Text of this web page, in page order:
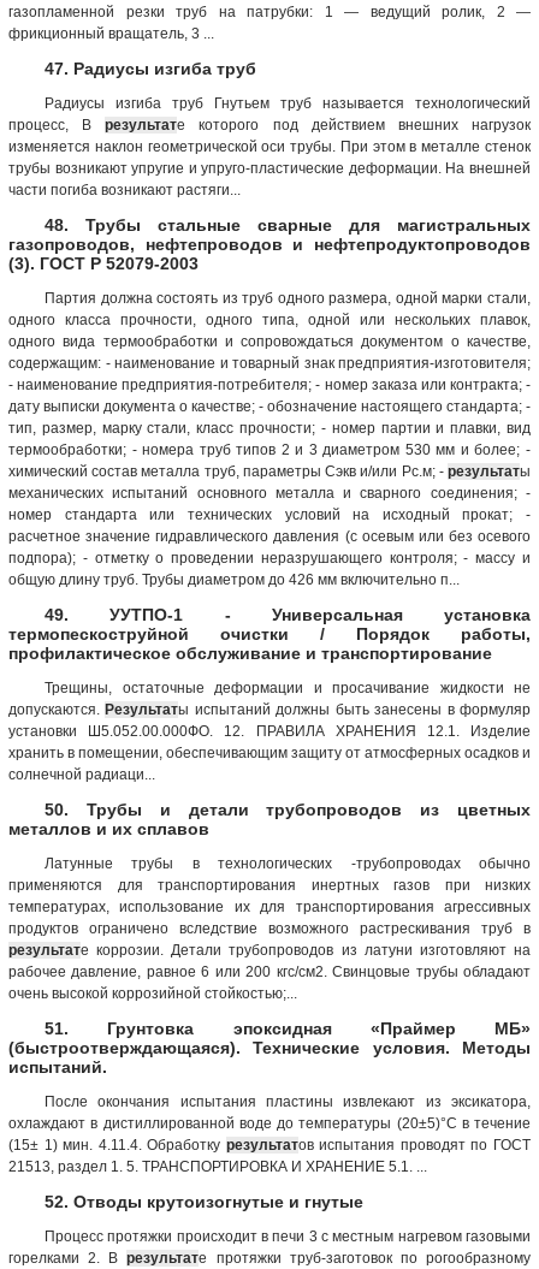
газопламенной резки труб на патрубки: 1 — ведущий ролик, 2 —
фрикционный вращатель, 3 ...
47. Радиусы изгиба труб
Радиусы изгиба труб Гнутьем труб называется технологический
процесс, Врезультате которого под действием внешних нагрузок
изменяется наклон геометрической оси трубы. При этом в металле стенок
трубы возникают упругие и упруго-пластические деформации. На внешней
части погиба возникают растяги...
48. Трубы стальные сварные для магистральных
газопроводов, нефтепроводов и нефтепродуктопроводов
(3). ГОСТ Р 52079-2003
Партия должна состоять из труб одного размера, одной марки стали,
одного класса прочности, одного типа, одной или нескольких плавок,
одного вида термообработки и сопровождаться документом о качестве,
содержащим: - наименование и товарный знак предприятия-изготовителя;
- наименование предприятия-потребителя; - номер заказа или контракта; -
дату выписки документа о качестве; - обозначение настоящего стандарта; -
тип, размер, марку стали, класс прочности; - номер партии и плавки, вид
термообработки; - номера труб типов 2 и 3 диаметром 530 мм и более; -
химический состав металла труб, параметры Сэкв и/или Рс.м; - результаты
механических испытаний основного металла и сварного соединения; -
номер стандарта или технических условий на исходный прокат; -
расчетное значение гидравлического давления (с осевым или без осевого
подпора); - отметку о проведении неразрушающего контроля; - массу и
общую длину труб. Трубы диаметром до 426 мм включительно п...
49. УУТПО-1 - Универсальная установка
термопескоструйной очистки / Порядок работы,
профилактическое обслуживание и транспортирование
Трещины, остаточные деформации и просачивание жидкости не
допускаются.Результаты испытаний должны быть занесены в формуляр
установки Ш5.052.00.000ФО. 12. ПРАВИЛА ХРАНЕНИЯ 12.1. Изделие
хранить в помещении, обеспечивающим защиту от атмосферных осадков и
солнечной радиаци...
50. Трубы и детали трубопроводов из цветных
металлов и их сплавов
Латунные трубы в технологических -трубопроводах обычно
применяются для транспортирования инертных газов при низких
температурах, использование их для транспортирования агрессивных
продуктов ограничено вследствие возможного растрескивания труб в
результате коррозии. Детали трубопроводов из латуни изготовляют на
рабочее давление, равное 6 или 200 кгс/см2. Свинцовые трубы обладают
очень высокой коррозийной стойкостью;...
51. Грунтовка эпоксидная «Праймер МБ»
(быстроотверждающаяся). Технические условия. Методы
испытаний.
После окончания испытания пластины извлекают из эксикатора,
охлаждают в дистиллированной воде до температуры (20±5)°С в течение
(15± 1) мин. 4.11.4. Обработку результатов испытания проводят по ГОСТ
21513, раздел 1. 5. ТРАНСПОРТИРОВКА И ХРАНЕНИЕ 5.1. ...
52. Отводы крутоизогнутые и гнутые
Процесс протяжки происходит в печи 3 с местным нагревом газовыми
горелками 2. Врезультате протяжки труб-заготовок по рогообразному